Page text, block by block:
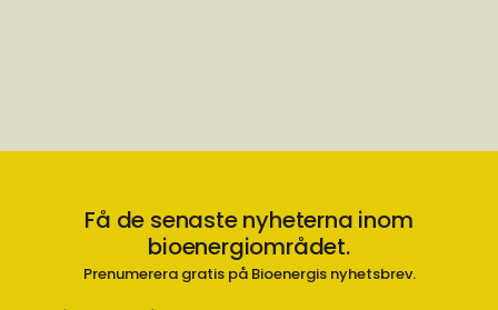
Få de senaste nyheterna inom
bioenergiområdet.
Prenumerera gratis på Bioenergis nyhetsbrev.